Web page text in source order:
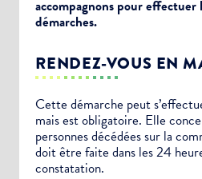
accompagnons pour effectuer
démarches.
RENDEZ-VOUS EN
Cette démarche peut
mais est obligatoire. Elle
personnes décédées sur la
doit être faite dans les 24
constatation.